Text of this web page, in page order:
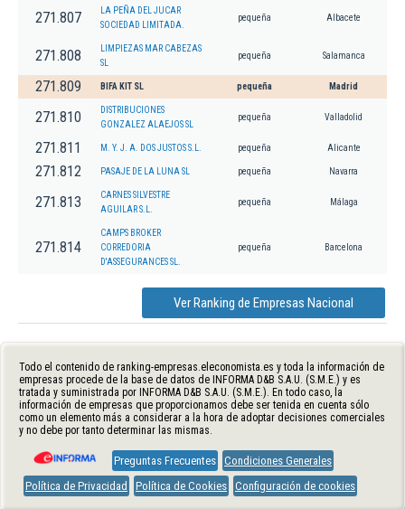
271.807
LA PEÑA DEL JUCAR
SOCIEDAD LIMITADA.
pequeña Albacete
271.808
LIMPIEZAS MAR CABEZAS
SL
pequeña Salamanca
271.809 BIFA KIT SL pequeña Madrid
271.810
DISTRIBUCIONES
GONZALEZ ALAEJOS SL
pequeña Valladolid
271.811 M. Y. J. A. DOS JUSTOS S.L. pequeña Alicante
271.812 PASAJE DE LA LUNA SL pequeña Navarra
271.813
CARNES SILVESTRE
AGUILAR S.L.
pequeña Málaga
271.814
CAMPS BROKER
CORREDORIA
D'ASSEGURANCES SL.
pequeña Barcelona
Ver Ranking de Empresas Nacional
Todo el contenido de ranking-empresas.eleconomista.es y toda la información de
empresas procede de la base de datos de INFORMA D&B S.A.U. (S.M.E.) y es
tratada y suministrada por INFORMA D&B S.A.U. (S.M.E.). En todo caso, la
información de empresas que proporcionamos debe ser tenida en cuenta sólo
como un elemento más a considerar a la hora de adoptar decisiones comerciales
y no debe por tanto determinar las mismas.
Preguntas Frecuentes Condiciones Generales
Política de Privacidad
Política de Cookies Configuración de cookies